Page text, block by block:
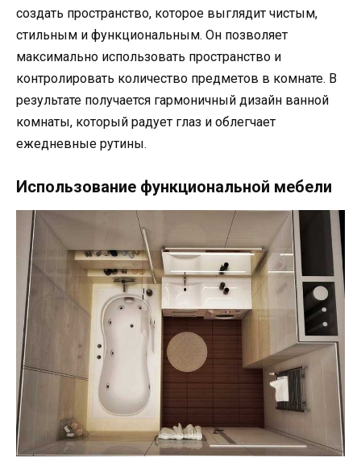
создать пространство, которое выглядит чистым,
стильным и функциональным. Он позволяет
максимально использовать пространство и
контролировать количество предметов в комнате. В
результате получается гармоничный дизайн ванной
комнаты, который радует глаз и облегчает
ежедневные рутины.
Использование функциональной мебели